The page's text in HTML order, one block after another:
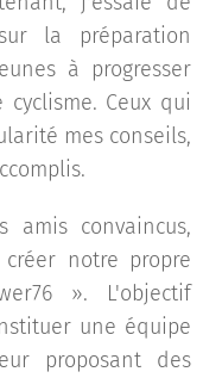
la préparation
à progresser
Ceux qui
mes conseils,
amis convaincus,
notre propre
». L'objectif
une équipe
proposant des